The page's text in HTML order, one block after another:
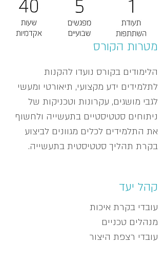
מטרות הקורס
הלימודים בקורס נועדו להקנות
לתלמידים ידע מקצועי, תיאורטי ומעשי
לגבי מושגים, עקרונות וטכניקות של
ניתוחים סטטיסטיים בתעשייה ולחשוף
את התלמידים לכלים מגוונים לביצוע
בקרת תהליך סטטיסטית בתעשייה.
קהל יעד
עובדי בקרת איכות
מנהלים טכניים
עובדי רצפת היצור